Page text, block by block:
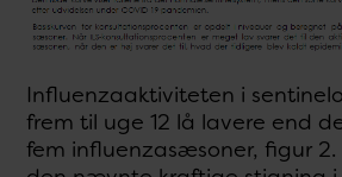
Influenzaaktiviteten i
frem til uge 12 lå lavere end
fem influenzasæsoner, figur 2.